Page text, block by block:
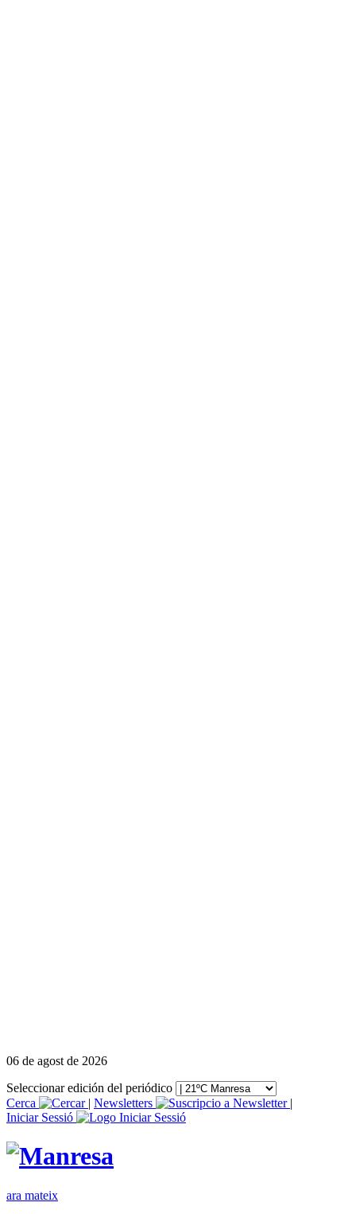
06 de agost de 2026
Seleccionar edición del periódico
Cerca
| Newsletters
|
Iniciar Sessió
ara mateix